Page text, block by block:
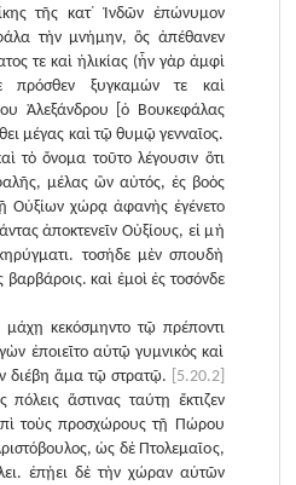
τῆς κατ᾽ Ἰνδῶν ἐπώνυμον
τὴν μνήμην, ὃς ἀπέθανεν
τε καὶ ἡλικίας (ἦν γὰρ ἀμφὶ
πρόσθεν ξυγκαμών τε καὶ
Ἀλεξάνδρου [ὁ Βουκεφάλας
μέγας καὶ τῷ θυμῷ γενναῖος.
τὸ ὄνομα τοῦτο λέγουσιν ὅτι
μέλας ὢν αὐτός, ἐς βοὸς
Οὐξίων χώρᾳ ἀφανὴς ἐγένετο
ἀποκτενεῖν Οὐξίους, εἰ μὴ
τοσήδε μὲν σπουδὴ
καὶ ἐμοὶ ἐς τοσόνδε
κεκόσμηντο τῷ πρέποντι
ἐποιεῖτο αὐτῷ γυμνικὸς καὶ
διέβη ἅμα τῷ στρατῷ.
[5.20.2]
ἅστινας ταύτῃ ἔκτιζεν
τοὺς προσχώρους τῇ Πώρου
ὡς δὲ Πτολεμαῖος,
ἐπῄει δὲ τὴν χώραν αὐτῶν